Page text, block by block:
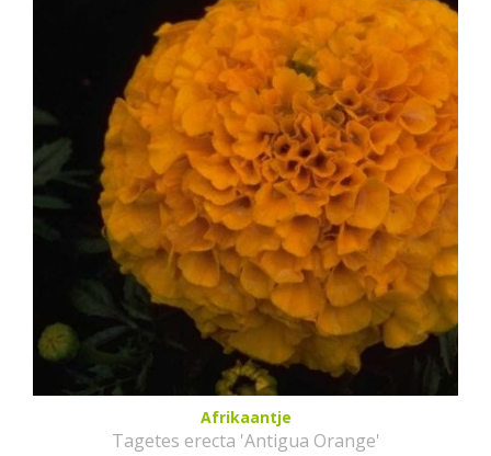
Afrikaantje
Tagetes erecta 'Antigua Orange'